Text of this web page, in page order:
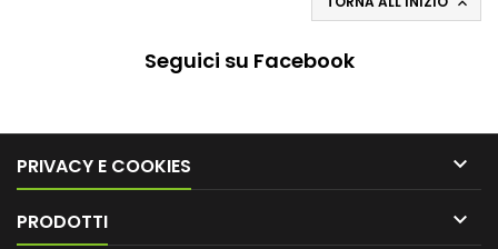
Seguici su Facebook
PRIVACY E COOKIES 
PRODOTTI 